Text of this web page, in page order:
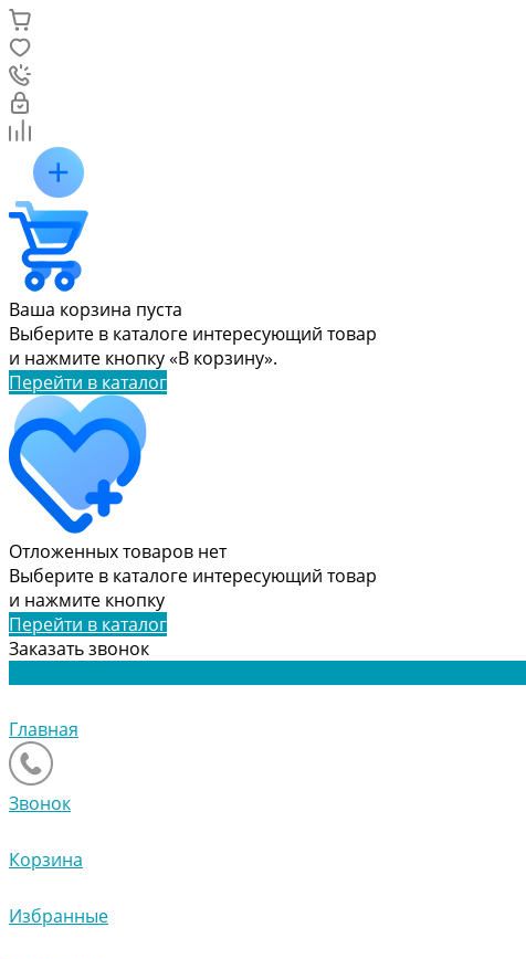
Ваша корзина пуста
Выберите в каталоге интересующий товар
и нажмите кнопку «В корзину».
Перейти в каталог
Отложенных товаров нет
Выберите в каталоге интересующий товар
и нажмите кнопку
Перейти в каталог
Заказать звонок
Главная
Звонок
Корзина
Избранные